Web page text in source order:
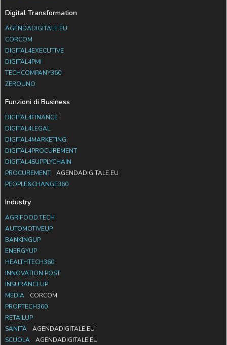
Digital Transformation
AGENDADIGITALE.EU
CORCOM
DIGITAL4EXECUTIVE
DIGITAL4PMI
TECHCOMPANY360
ZEROUNO
Funzioni di Business
DIGITAL4FINANCE
DIGITAL4LEGAL
DIGITAL4MARKETING
DIGITAL4PROCUREMENT
DIGITAL4SUPPLYCHAIN
PROCUREMENT
AGENDADIGITALE.EU
PEOPLE&CHANGE360
Industry
AGRIFOOD.TECH
AUTOMOTIVEUP
BANKINGUP
ENERGYUP
HEALTHTECH360
INNOVATION POST
INSURANCEUP
MEDIA
CORCOM
PROPTECH360
RETAILUP
SANITÀ
AGENDADIGITALE.EU
SCUOLA
AGENDADIGITALE.EU